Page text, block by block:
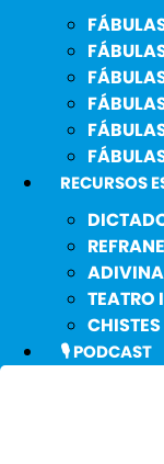
RECURSOS
TEATRO
🎙️ PODCAST